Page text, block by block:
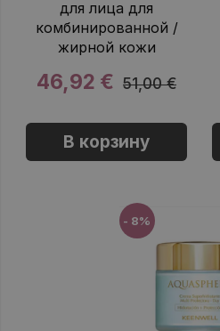
для лица для
комбинированной /
жирной кожи
46,92 € 51,00 €
В корзину
- 8%